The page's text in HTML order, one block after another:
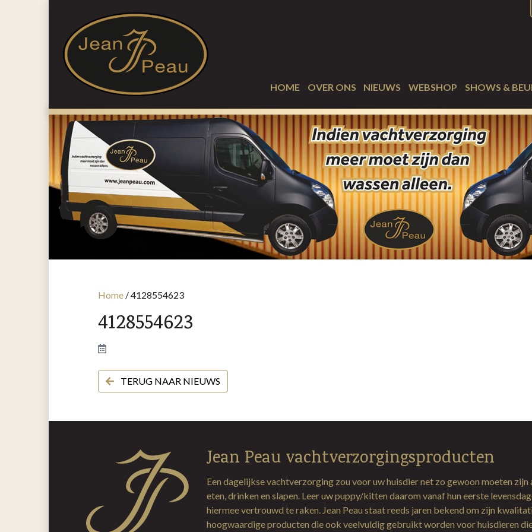
HOME OVER ONS NIEUWS WEBSHOP SHOWS &
Home /4128554623
4128554623
TERUG NAAR NIEUWS
Jean Peau vachtverzorgingsproducten
Een dagelijkse vachtverzorging zou voor uw huisdier net zo gewoon moeten zijn
eten, drinken en slapen. Leer uw puppy/kitten daarom vanaf hun eerste
hiermee vertrouwd te raken. Jean Peau staat reeds jaren bekend om zijn
hoogwaardige producten die ook veelvuldig gebruikt worden voor huisdieren